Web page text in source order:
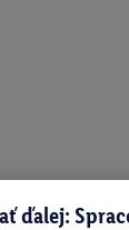
ďalej: